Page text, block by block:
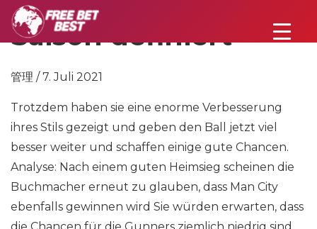
Saison definiert
管理 / 7. Juli 2021
Trotzdem haben sie eine enorme Verbesserung
ihres Stils gezeigt und geben den Ball jetzt viel
besser weiter und schaffen einige gute Chancen.
Analyse: Nach einem guten Heimsieg scheinen die
Buchmacher erneut zu glauben, dass Man City
ebenfalls gewinnen wird Sie würden erwarten, dass